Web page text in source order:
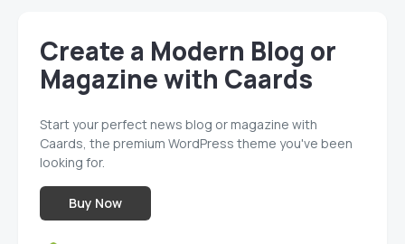
Create a Modern Blog or
Magazine with Caards
Start your perfect news blog or magazine with
Caards, the premium WordPress theme you've been
looking for.
Buy Now